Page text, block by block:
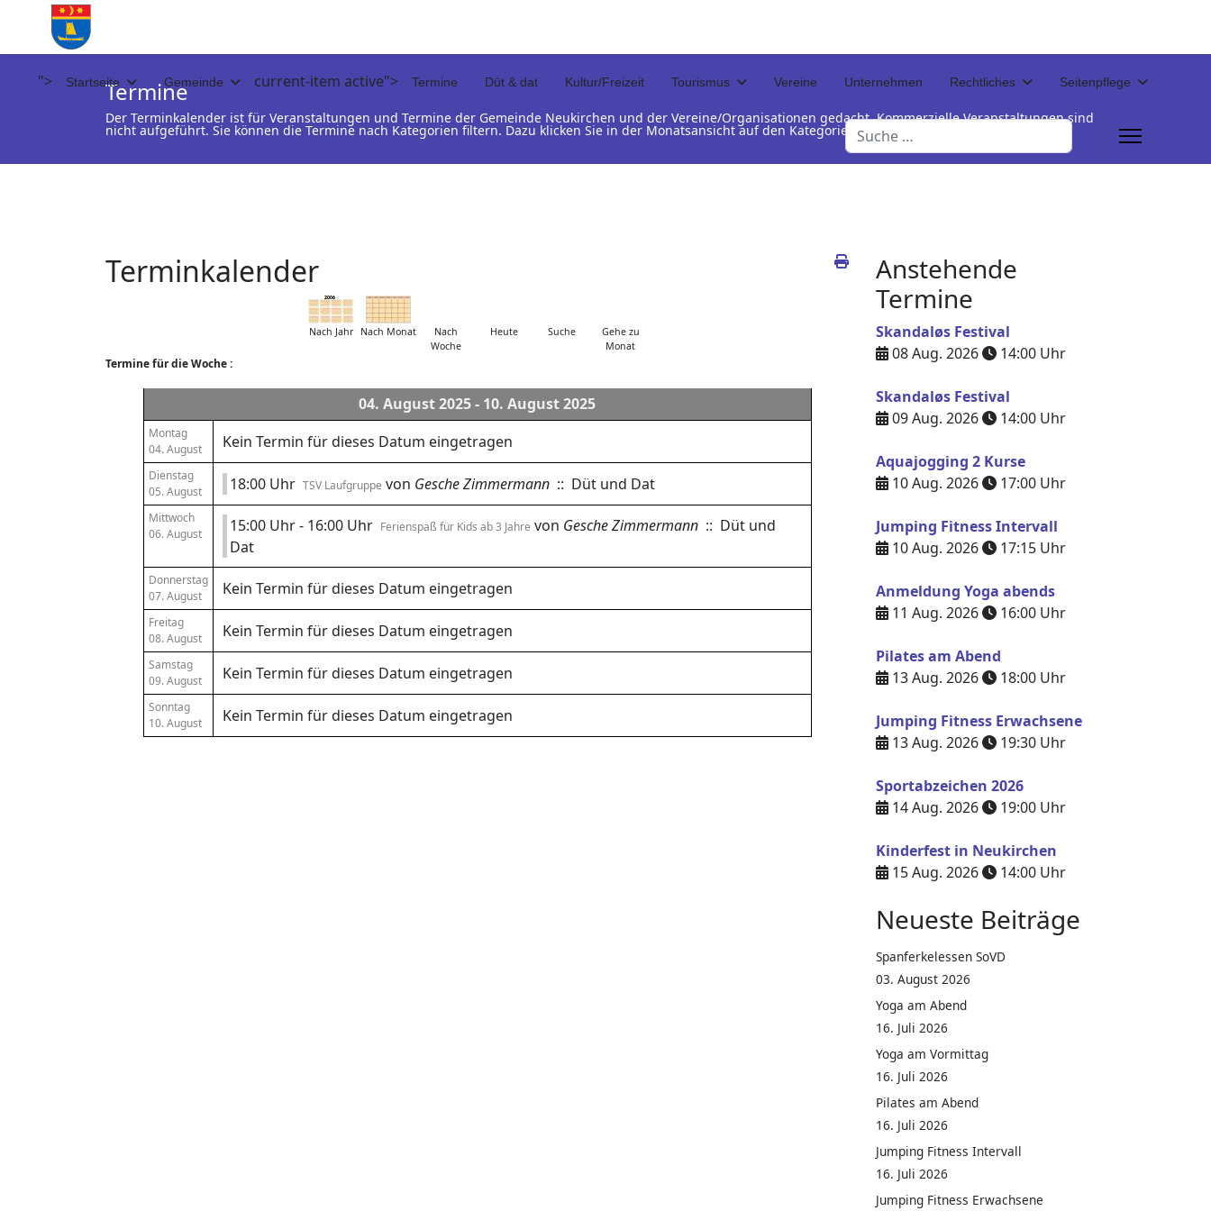
"> Startseite Gemeinde current-item active"> Termine Düt & dat Kultur/Freizeit Tourismus Vereine Unternehmen Rechtliches Seitenpflege
Suchen
Termine
Der Terminkalender ist für Veranstaltungen und Termine der Gemeinde Neukirchen und der Vereine/Organisationen gedacht. Kommerzielle Veranstaltungen sind
nicht aufgeführt. Sie können die Termine nach Kategorien filtern. Dazu klicken Sie in der Monatsansicht auf den Kategorienamen unterhalb der Termintabelle
Terminkalender
Nach Jahr Nach Monat
Nach
Woche
Heute Suche
Gehe zu
Monat
Termine für die Woche :
04. August 2025 - 10. August 2025
Montag
04. August
Kein Termin für dieses Datum eingetragen
Dienstag
05. August
18:00 Uhr TSV Laufgruppe von Gesche Zimmermann:: Düt und Dat
Mittwoch
06. August
15:00 Uhr - 16:00 Uhr Ferienspaß für Kids ab 3 Jahre von Gesche Zimmermann:: Düt und
Dat
Donnerstag
07. August
Kein Termin für dieses Datum eingetragen
Freitag
08. August
Kein Termin für dieses Datum eingetragen
Samstag
09. August
Kein Termin für dieses Datum eingetragen
Sonntag
10. August
Kein Termin für dieses Datum eingetragen
Anstehende
Termine
Skandaløs Festival
08 Aug. 2026
14:00 Uhr
Skandaløs Festival
09 Aug. 2026
14:00 Uhr
Aquajogging 2 Kurse
10 Aug. 2026
17:00 Uhr
Jumping Fitness Intervall
10 Aug. 2026
17:15 Uhr
Anmeldung Yoga abends
11 Aug. 2026
16:00 Uhr
Pilates am Abend
13 Aug. 2026
18:00 Uhr
Jumping Fitness Erwachsene
13 Aug. 2026
19:30 Uhr
Sportabzeichen 2026
14 Aug. 2026
19:00 Uhr
Kinderfest in Neukirchen
15 Aug. 2026
14:00 Uhr
Neueste Beiträge
Spanferkelessen SoVD
03. August 2026
Yoga am Abend
16. Juli 2026
Yoga am Vormittag
16. Juli 2026
Pilates am Abend
16. Juli 2026
Jumping Fitness Intervall
16. Juli 2026
Jumping Fitness Erwachsene